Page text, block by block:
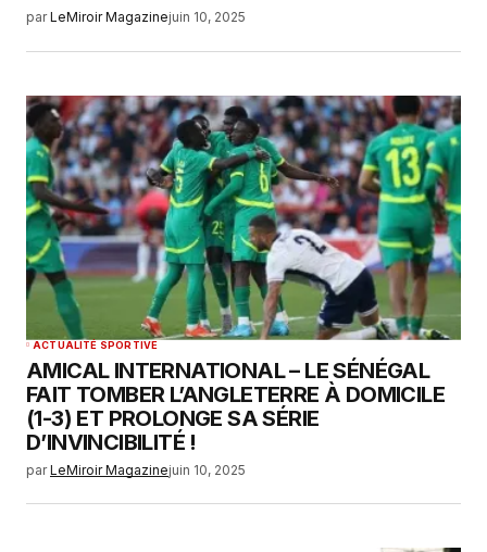
par LeMiroir Magazinejuin 10, 2025
ACTUALITÉ SPORTIVE
AMICAL INTERNATIONAL – LE SÉNÉGAL
FAIT TOMBER L’ANGLETERRE À DOMICILE
(1-3) ET PROLONGE SA SÉRIE
D’INVINCIBILITÉ !
par LeMiroir Magazinejuin 10, 2025